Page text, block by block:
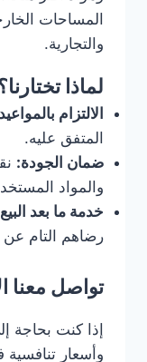
المساحات
والتجارية.
لماذا
الالتزام
المتفق عليه.
ضمان الجودة:
والمواد
خدمة ما بعد
رضاهم التام عن
تواصل معنا
إذا كنت بحاجة
وأسعار تنافسية